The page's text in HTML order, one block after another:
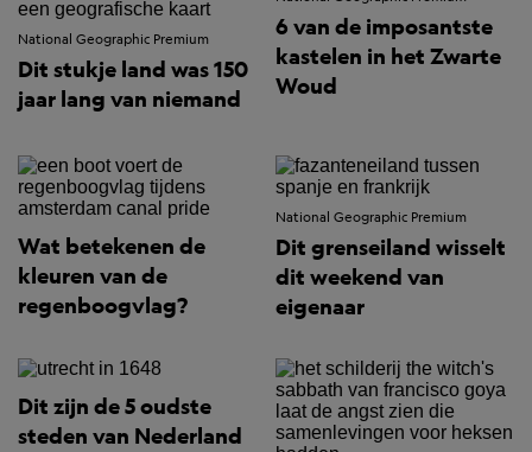
National Geographic Premium
Dit stukje land was 150
jaar lang van niemand
6 van de imposantste
kastelen in het Zwarte
Woud
Wat betekenen de
kleuren van de
regenboogvlag?
National Geographic Premium
Dit grenseiland wisselt
dit weekend van
eigenaar
Dit zijn de 5 oudste
steden van Nederland